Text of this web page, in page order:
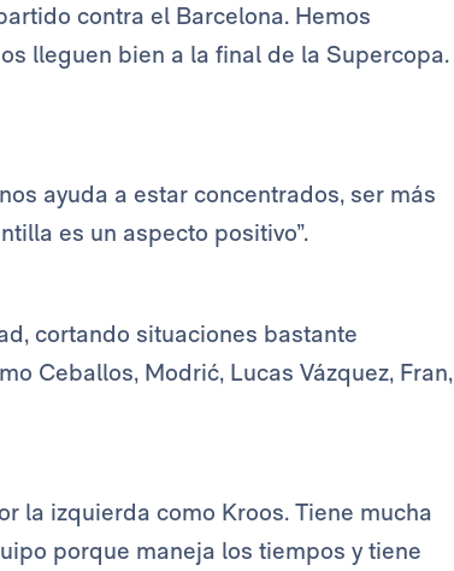
contra el Barcelona. Hemos
lleguen bien a la final de la Supercopa.
ayuda a estar concentrados, ser más
es un aspecto positivo”.
cortando situaciones bastante
Ceballos, Modrić, Lucas Vázquez, Fran,
la izquierda como Kroos. Tiene mucha
porque maneja los tiempos y tiene